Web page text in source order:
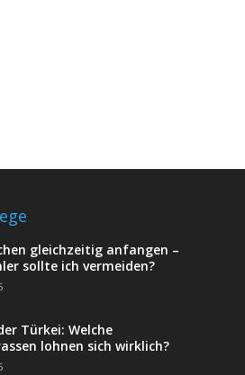
gleichzeitig anfangen –
sollte ich vermeiden?
Türkei: Welche
lohnen sich wirklich?